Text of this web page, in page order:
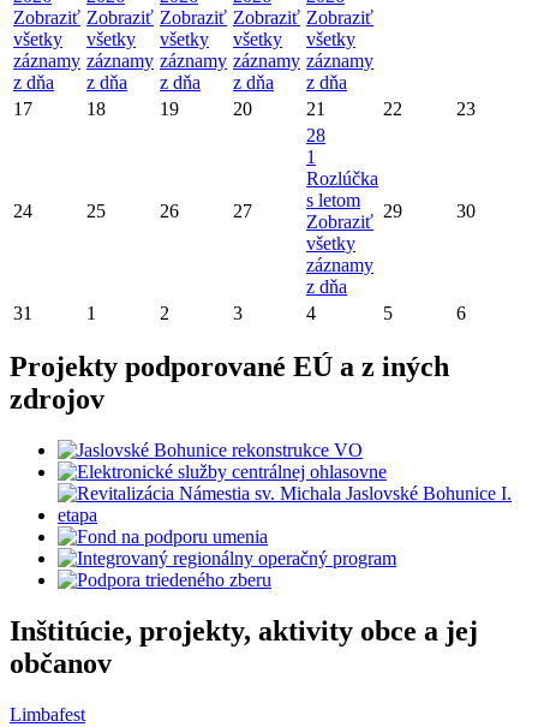
Zobraziť
všetky
záznamy
z dňa
Zobraziť
všetky
záznamy
z dňa
Zobraziť
všetky
záznamy
z dňa
Zobraziť
všetky
záznamy
z dňa
Zobraziť
všetky
záznamy
z dňa
17 18 19 20 21 22 23
24 25 26 27
28
1
Rozlúčka
s letom
Zobraziť
všetky
záznamy
z dňa
29 30
31 1 2 3 4 5 6
Projekty podporované EÚ a z iných
zdrojov
Inštitúcie, projekty, aktivity obce a jej
občanov
Limbafest